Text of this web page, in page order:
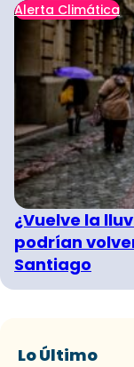
Alerta Climática
¿Vuelve la
podrían
Santiago
Lo Último